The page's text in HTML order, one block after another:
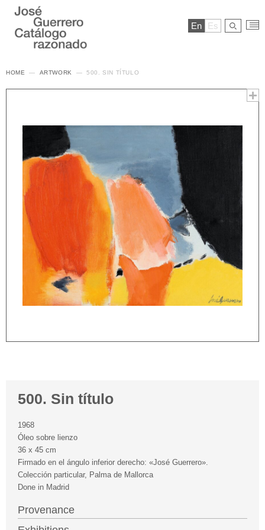
En Es
HOME ARTWORK 500. SIN TÍTULO
500. Sin título
1968
Óleo sobre lienzo
36 x 45 cm
Firmado en el ángulo inferior derecho: «José Guerrero».
Colección particular, Palma de Mallorca
Done in Madrid
Provenance